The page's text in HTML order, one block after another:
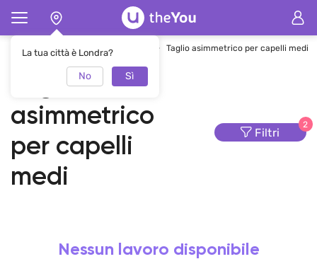
La tua città è Londra?
No Sì
Pagina principale Tagli dei capelli Taglio asimmetrico per capelli medi
Taglio
asimmetrico
per capelli
medi
Filtri
2
Nessun lavoro disponibile